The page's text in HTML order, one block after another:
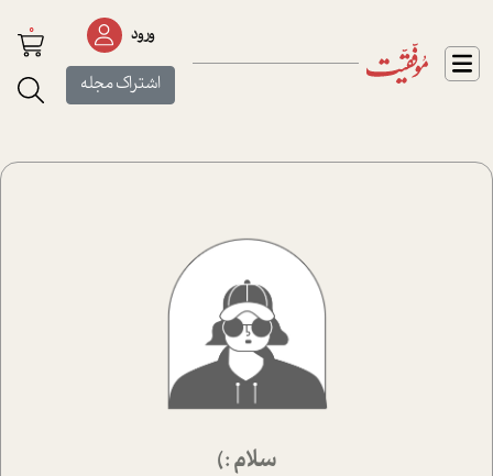
ورود
اشتراک مجله
0
سلام :)